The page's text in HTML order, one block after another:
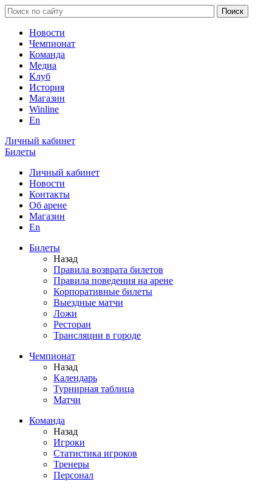
Новости
Чемпионат
Команда
Медиа
Клуб
История
Магазин
Winline
En
Личный кабинет
Билеты
Личный кабинет
Новости
Контакты
Об арене
Магазин
En
Билеты
Назад
Правила возврата билетов
Правила поведения на арене
Корпоративные билеты
Выездные матчи
Ложи
Ресторан
Трансляции в городе
Чемпионат
Назад
Календарь
Турнирная таблица
Матчи
Команда
Назад
Игроки
Статистика игроков
Тренеры
Персонал